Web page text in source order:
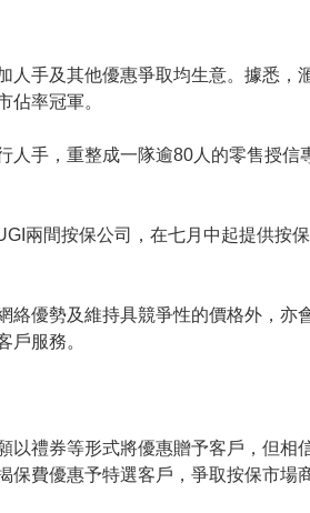
人手及其他優惠爭取均生意。據悉，
佔率冠軍。
人手，重整成一隊逾80人的零售授信
兩間按保公司，在七月中起提供按保
絡優勢及維持具競爭性的價格外，亦
戶服務。
以禮券等形式將優惠贈予客戶，但相
費優惠予特選客戶，爭取按保市場商